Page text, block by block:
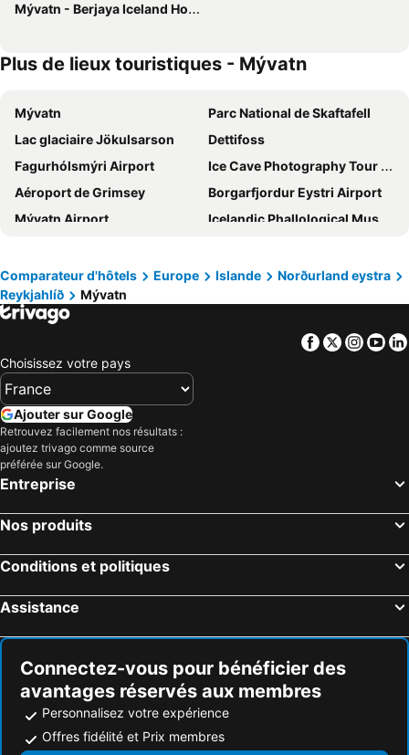
Mývatn - Berjaya Iceland Hotels
Plus de lieux touristiques - Mývatn
Mývatn
Parc National de Skaftafell
Lac glaciaire Jökulsarson
Dettifoss
Fagurhólsmýri Airport
Ice Cave Photography Tour in Vatnajökull Glacier
Aéroport de Grimsey
Borgarfjordur Eystri Airport
Mývatn Airport
Icelandic Phallological Museum
Aéroport de Húsavík
Hlíðarfjall Ski Resort
Aéroport d'Akureyri
Kópasker Airport
Aéroport de Siglufjordur
Glaumbær
Aéroport de Sauðárkrókur
Blönduós Airport
Comparateur d'hôtels Europe Islande
Norðurland eystra
Reykjahlíð
Mývatn
Facebook
Twitter
Choisissez votre pays
Ajouter sur Google
Retrouvez facilement nos résultats :
ajoutez trivago comme source
préférée sur Google.
Entreprise
Nos produits
Conditions et politiques
Assistance
Connectez-vous pour bénéficier des
avantages réservés aux membres
Personnalisez votre expérience
Offres fidélité et Prix membres